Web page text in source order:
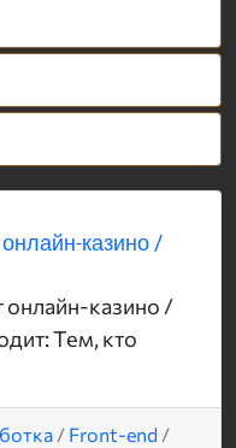
казино /
онлайн-казино /
Тем, кто
/ Front-end /